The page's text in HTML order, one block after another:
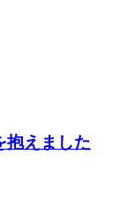
抱えました